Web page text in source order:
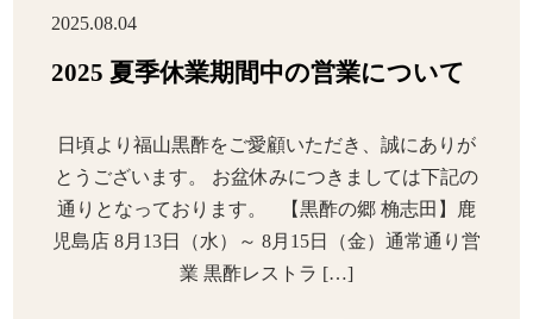
2025.08.04
2025 夏季休業期間中の営業について
日頃より福山黒酢をご愛顧いただき、誠にありが
とうございます。 お盆休みにつきましては下記の
通りとなっております。 【黒酢の郷 桷志田】鹿
児島店 8月13日（水）～ 8月15日（金）通常通り営
業 黒酢レストラ […]